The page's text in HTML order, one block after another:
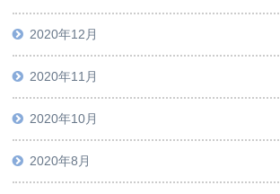
2020年12月
2020年11月
2020年10月
2020年8月